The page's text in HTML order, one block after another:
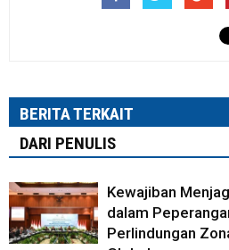
BERITA TERKAIT
DARI PENULIS
Kewajiban
dalam
Perlindungan